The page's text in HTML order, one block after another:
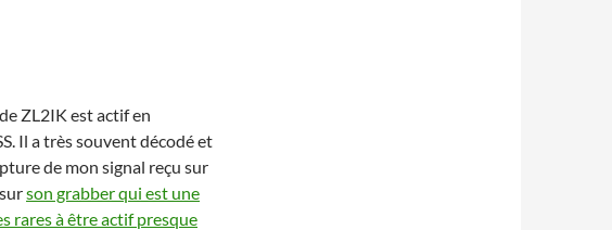
ZL2IK est actif en
Il a très souvent décodé et
de mon signal reçu sur
son grabber qui est une
rares à être actif presque